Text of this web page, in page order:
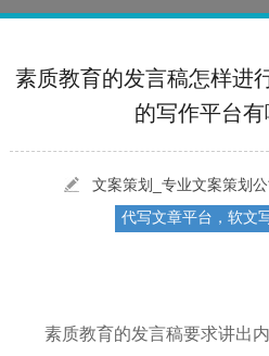
[2022-05-29] 实体门店如何做网络推广吸引客户，实体店网络营销技巧...
污水处理设备厂家产品如何做网络推广（污水处理项目网...
素质教育的发言稿怎样进
的写作平台有
文案策划_专业文案策划公
代写文章平台，软文
素质教育的发言稿要求讲出